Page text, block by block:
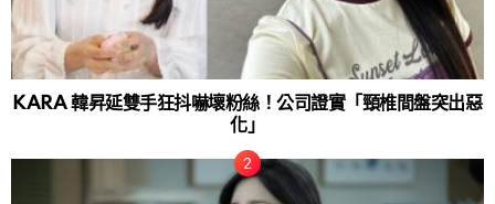
KARA 韓昇延雙手狂抖嚇壞粉絲！公司證實「頸椎間盤突出惡
化」